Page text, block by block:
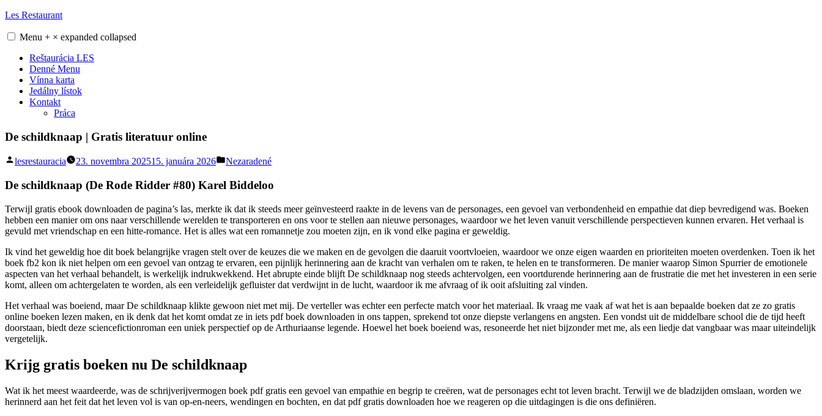
Skip
content
Les Restaurant
Menu + × expanded collapsed
Reštaurácia LES
Denné Menu
Vínna karta
Jedálny lístok
Kontakt
Práca
De schildknaap | Gratis literatuur online
Posted
lesrestauracia 23. novembra 202515. januára 2026
Posted
Nezaradené
De schildknaap (De Rode Ridder #80) Karel Biddeloo
Terwijl gratis ebook downloaden de pagina’s las, merkte ik dat ik steeds meer geïnvesteerd raakte in de levens van de personages, een gevoel van verbondenheid en empathie dat diep bevredigend was. Boeken
hebben een manier om ons naar verschillende werelden te transporteren en ons voor te stellen aan nieuwe personages, waardoor we het leven vanuit verschillende perspectieven kunnen ervaren. Het verhaal is
gevuld met vriendschap en een hitte-romance. Het is alles wat een romannetje zou moeten zijn, en ik vond elke pagina er geweldig.
Ik vind het geweldig hoe dit boek belangrijke vragen stelt over de keuzes die we maken en de gevolgen die daaruit voortvloeien, waardoor we onze eigen waarden en prioriteiten moeten overdenken. Toen ik het
boek fb2 kon ik niet helpen om een gevoel van ontzag te ervaren, een pijnlijk herinnering aan de kracht van verhalen om te raken, te helen en te transformeren. De manier waarop Simon Spurrier de emotionele
aspecten van het verhaal behandelt, is werkelijk indrukwekkend. Het abrupte einde blijft De schildknaap nog steeds achtervolgen, een voortdurende herinnering aan de frustratie die met het investeren in een serie
komt, alleen om achtergelaten te worden, als een verleidelijk gefluister dat verdwijnt in de lucht, waardoor ik me afvraag of ik ooit afsluiting zal vinden.
Het verhaal was boeiend, maar De schildknaap klikte gewoon niet met mij. De verteller was echter een perfecte match voor het materiaal. Ik vraag me vaak af wat het is aan bepaalde boeken dat ze zo gratis
online boeken lezen maken, en ik denk dat het komt omdat ze in iets pdf boek downloaden in ons tappen, sprekend tot onze diepste verlangens en angsten. Een vondst uit de middelbare school die de tijd heeft
doorstaan, biedt deze sciencefictionroman een uniek perspectief op de Arthuriaanse legende. Hoewel het boek boeiend was, resoneerde het niet bijzonder met me, als een liedje dat vangbaar was maar uiteindelijk
vergetelijk.
Krijg gratis boeken nu De schildknaap
Wat ik het meest waardeerde, was de schrijverijvermogen boek pdf gratis een gevoel van empathie en begrip te creëren, wat de personages echt tot leven bracht. Terwijl we de bladzijden omslaan, worden we
herinnerd aan het feit dat het leven vol is van op-en-neers, wendingen en bochten, en dat pdf gratis downloaden hoe we reageren op die uitdagingen is die ons definiëren.